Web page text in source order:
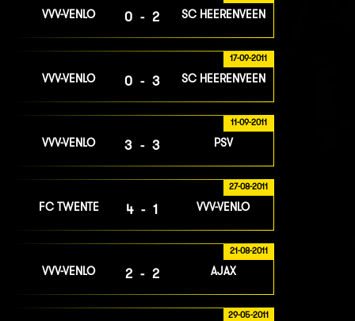
VVV-VENLO 0-2 SC HEERENVEEN
17-09-2011
VVV-VENLO 0-3 SC HEERENVEEN
11-09-2011
VVV-VENLO 3-3 PSV
27-08-2011
FC TWENTE 4-1 VVV-VENLO
21-08-2011
VVV-VENLO 2-2 AJAX
29-05-2011